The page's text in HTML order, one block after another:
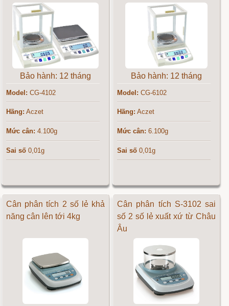
Bảo hành: 12 tháng
Model: CG-4102
Hãng: Aczet
Mức cân: 4.100g
Sai số 0,01g
Bảo hành: 12 tháng
Model: CG-6102
Hãng: Aczet
Mức cân: 6.100g
Sai số 0,01g
Cân phân tích 2 số lẻ khả
năng cân lên tới 4kg
Cân phân tích S-3102 sai
số 2 số lẻ xuất xứ từ Châu
Âu